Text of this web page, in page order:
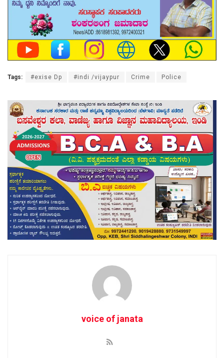
Tags: #exise Dp #indi /vijaypur Crime Police
voice of janata